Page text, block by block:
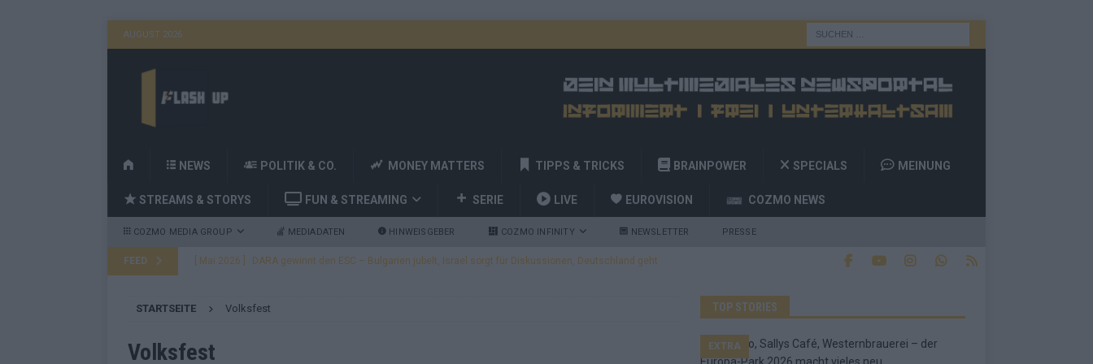
AUGUST 2026
H
M
E
NEWS POLITIK & CO. MONEY MATTERS TIPPS & TRICKS BRAINPOWER SPECIALS MEINUNG
STREAMS & STORYS FUN & STREAMING SERIE LIVE EUROVISION COZMO NEWS
COZMO MEDIA GROUP MEDIADATEN HINWEISGEBER COZMO INFINITY NEWSLETTER PRESSE
FEED [ Mai 2026 ] DARA gewinnt den ESC – Bulgarien jubelt, Israel sorgt für Diskussionen, Deutschland geht
[ Mai 2026 ]
STARTSEITE Volksfest
Volksfest
TOP STORIES
EXTRA